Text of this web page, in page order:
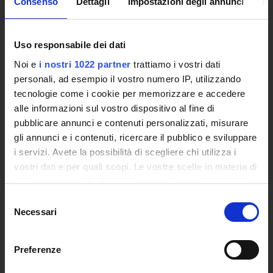
Uso responsabile dei dati
Noi e i nostri 1022 partner trattiamo i vostri dati
personali, ad esempio il vostro numero IP, utilizzando
tecnologie come i cookie per memorizzare e accedere
alle informazioni sul vostro dispositivo al fine di
pubblicare annunci e contenuti personalizzati, misurare
gli annunci e i contenuti, ricercare il pubblico e sviluppare
i servizi. Avete la possibilità di scegliere chi utilizza i
vostri dati e per quali scopi. Le vostre scelte in materia di
privacy sono applicabili solo su questa proprietà digitale
modificare o revocare il proprio consenso in qualsiasi
momento dalla Dichiarazione sui cookie o facendo clic
delNecessari
Preferenze
Tender Announcements and Competitions
Studies Centres
Events
Institutional websites and interacademic projects
Access to the Database of the Online Student Services
Certified E-mail
Rector Inbox
TEACHING
Qualifying educational programs for initial teacher training,